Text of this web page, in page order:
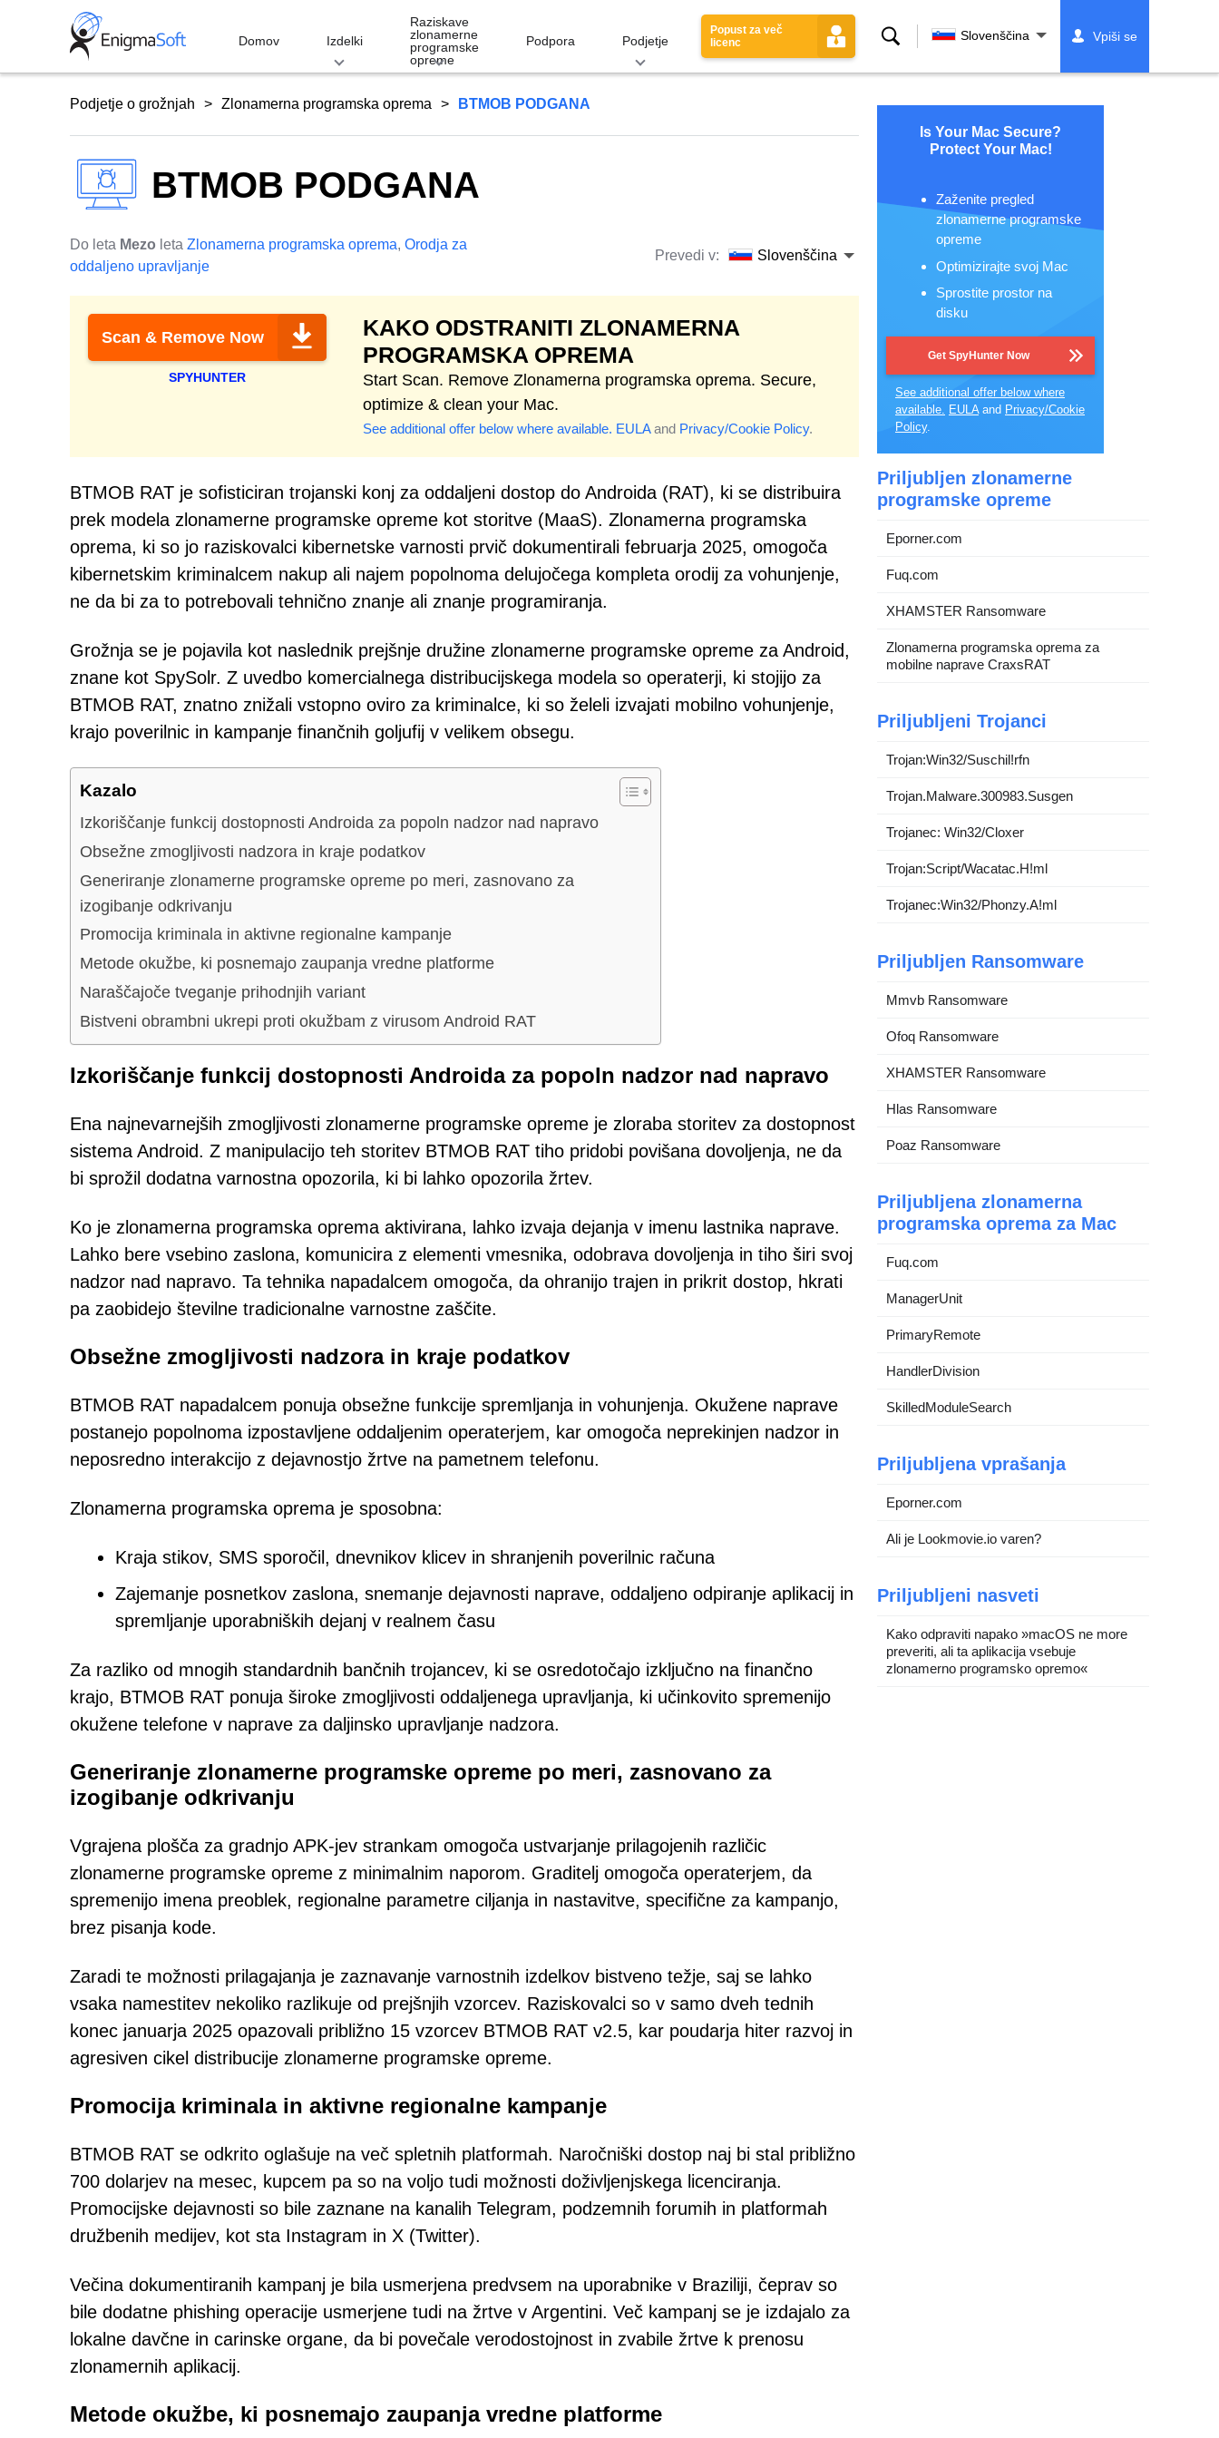
Domov Izdelki
Raziskave
zlonamerne
programske
opreme
Podpora Podjetje
Popust za več
licenc
Iskanje Slovenščina Vpiši se
Podjetje o grožnjah Zlonamerna programska oprema BTMOB PODGANA
BTMOB PODGANA
Do leta Mezo leta Zlonamerna programska oprema, Orodja za
oddaljeno upravljanje
Prevedi v: Slovenščina
Scan & Remove Now
SPYHUNTER
KAKO ODSTRANITI ZLONAMERNA
PROGRAMSKA OPREMA
Start Scan. Remove Zlonamerna programska oprema. Secure,
optimize & clean your Mac.
See additional offer below where available. EULAand Privacy/Cookie Policy.
BTMOB RAT je sofisticiran trojanski konj za oddaljeni dostop do Androida (RAT), ki se distribuira
prek modela zlonamerne programske opreme kot storitve (MaaS). Zlonamerna programska
oprema, ki so jo raziskovalci kibernetske varnosti prvič dokumentirali februarja 2025, omogoča
kibernetskim kriminalcem nakup ali najem popolnoma delujočega kompleta orodij za vohunjenje,
ne da bi za to potrebovali tehnično znanje ali znanje programiranja.
Grožnja se je pojavila kot naslednik prejšnje družine zlonamerne programske opreme za Android,
znane kot SpySolr. Z uvedbo komercialnega distribucijskega modela so operaterji, ki stojijo za
BTMOB RAT, znatno znižali vstopno oviro za kriminalce, ki so želeli izvajati mobilno vohunjenje,
krajo poverilnic in kampanje finančnih goljufij v velikem obsegu.
Kazalo
Izkoriščanje funkcij dostopnosti Androida za popoln nadzor nad napravo
Obsežne zmogljivosti nadzora in kraje podatkov
Generiranje zlonamerne programske opreme po meri, zasnovano za
izogibanje odkrivanju
Promocija kriminala in aktivne regionalne kampanje
Metode okužbe, ki posnemajo zaupanja vredne platforme
Naraščajoče tveganje prihodnjih variant
Bistveni obrambni ukrepi proti okužbam z virusom Android RAT
Izkoriščanje funkcij dostopnosti Androida za popoln nadzor nad napravo
Ena najnevarnejših zmogljivosti zlonamerne programske opreme je zloraba storitev za dostopnost
sistema Android. Z manipulacijo teh storitev BTMOB RAT tiho pridobi povišana dovoljenja, ne da
bi sprožil dodatna varnostna opozorila, ki bi lahko opozorila žrtev.
Ko je zlonamerna programska oprema aktivirana, lahko izvaja dejanja v imenu lastnika naprave.
Lahko bere vsebino zaslona, komunicira z elementi vmesnika, odobrava dovoljenja in tiho širi svoj
nadzor nad napravo. Ta tehnika napadalcem omogoča, da ohranijo trajen in prikrit dostop, hkrati
pa zaobidejo številne tradicionalne varnostne zaščite.
Obsežne zmogljivosti nadzora in kraje podatkov
BTMOB RAT napadalcem ponuja obsežne funkcije spremljanja in vohunjenja. Okužene naprave
postanejo popolnoma izpostavljene oddaljenim operaterjem, kar omogoča neprekinjen nadzor in
neposredno interakcijo z dejavnostjo žrtve na pametnem telefonu.
Zlonamerna programska oprema je sposobna:
Kraja stikov, SMS sporočil, dnevnikov klicev in shranjenih poverilnic računa
Zajemanje posnetkov zaslona, snemanje dejavnosti naprave, oddaljeno odpiranje aplikacij in
spremljanje uporabniških dejanj v realnem času
Za razliko od mnogih standardnih bančnih trojancev, ki se osredotočajo izključno na finančno
krajo, BTMOB RAT ponuja široke zmogljivosti oddaljenega upravljanja, ki učinkovito spremenijo
okužene telefone v naprave za daljinsko upravljanje nadzora.
Generiranje zlonamerne programske opreme po meri, zasnovano za
izogibanje odkrivanju
Vgrajena plošča za gradnjo APK-jev strankam omogoča ustvarjanje prilagojenih različic
zlonamerne programske opreme z minimalnim naporom. Graditelj omogoča operaterjem, da
spremenijo imena preoblek, regionalne parametre ciljanja in nastavitve, specifične za kampanjo,
brez pisanja kode.
Zaradi te možnosti prilagajanja je zaznavanje varnostnih izdelkov bistveno težje, saj se lahko
vsaka namestitev nekoliko razlikuje od prejšnjih vzorcev. Raziskovalci so v samo dveh tednih
konec januarja 2025 opazovali približno 15 vzorcev BTMOB RAT v2.5, kar poudarja hiter razvoj in
agresiven cikel distribucije zlonamerne programske opreme.
Promocija kriminala in aktivne regionalne kampanje
BTMOB RAT se odkrito oglašuje na več spletnih platformah. Naročniški dostop naj bi stal približno
700 dolarjev na mesec, kupcem pa so na voljo tudi možnosti doživljenjskega licenciranja.
Promocijske dejavnosti so bile zaznane na kanalih Telegram, podzemnih forumih in platformah
družbenih medijev, kot sta Instagram in X (Twitter).
Večina dokumentiranih kampanj je bila usmerjena predvsem na uporabnike v Braziliji, čeprav so
bile dodatne phishing operacije usmerjene tudi na žrtve v Argentini. Več kampanj se je izdajalo za
lokalne davčne in carinske organe, da bi povečale verodostojnost in zvabile žrtve k prenosu
zlonamernih aplikacij.
Metode okužbe, ki posnemajo zaupanja vredne platforme
Is Your Mac Secure?
Protect Your Mac!
Zaženite pregled
zlonamerne programske
opreme
Optimizirajte svoj Mac
Sprostite prostor na
disku
Get SpyHunter Now
See additional offer below where
available. EULAand Privacy/Cookie
Policy.
Priljubljen zlonamerne
programske opreme
Eporner.com
Fuq.com
XHAMSTER Ransomware
Zlonamerna programska oprema za
mobilne naprave CraxsRAT
Priljubljeni Trojanci
Trojan:Win32/Suschil!rfn
Trojan.Malware.300983.Susgen
Trojanec: Win32/Cloxer
Trojan:Script/Wacatac.H!ml
Trojanec:Win32/Phonzy.A!ml
Priljubljen Ransomware
Mmvb Ransomware
Ofoq Ransomware
XHAMSTER Ransomware
Hlas Ransomware
Poaz Ransomware
Priljubljena zlonamerna
programska oprema za Mac
Fuq.com
ManagerUnit
PrimaryRemote
HandlerDivision
SkilledModuleSearch
Priljubljena vprašanja
Eporner.com
Ali je Lookmovie.io varen?
Priljubljeni nasveti
Kako odpraviti napako »macOS ne more
preveriti, ali ta aplikacija vsebuje
zlonamerno programsko opremo«